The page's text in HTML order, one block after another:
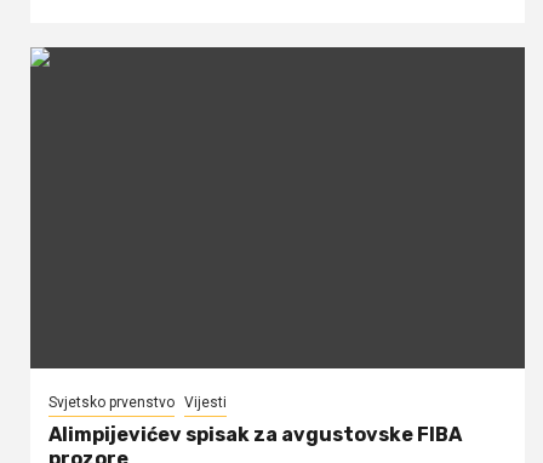
Svjetsko prvenstvo Vijesti
Alimpijevićev spisak za avgustovske FIBA